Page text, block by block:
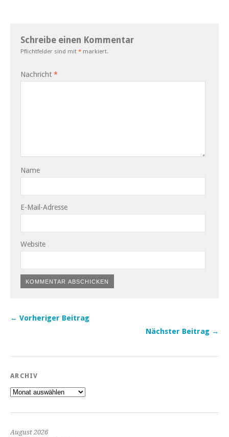
Schreibe einen Kommentar
Pflichtfelder sind mit * markiert.
Nachricht *
Name
E-Mail-Adresse
Website
← Vorheriger Beitrag
Nächster Beitrag →
ARCHIV
Archiv
August 2026